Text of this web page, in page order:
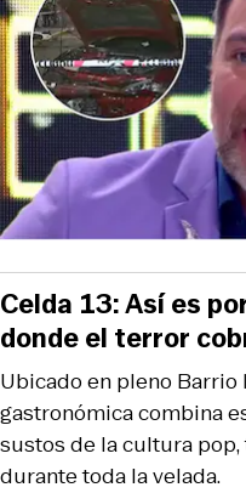
Ubicado en pleno
gastronómica combina
sustos de la cultura
durante toda la velada.
Celda 13: Así es
donde el terror